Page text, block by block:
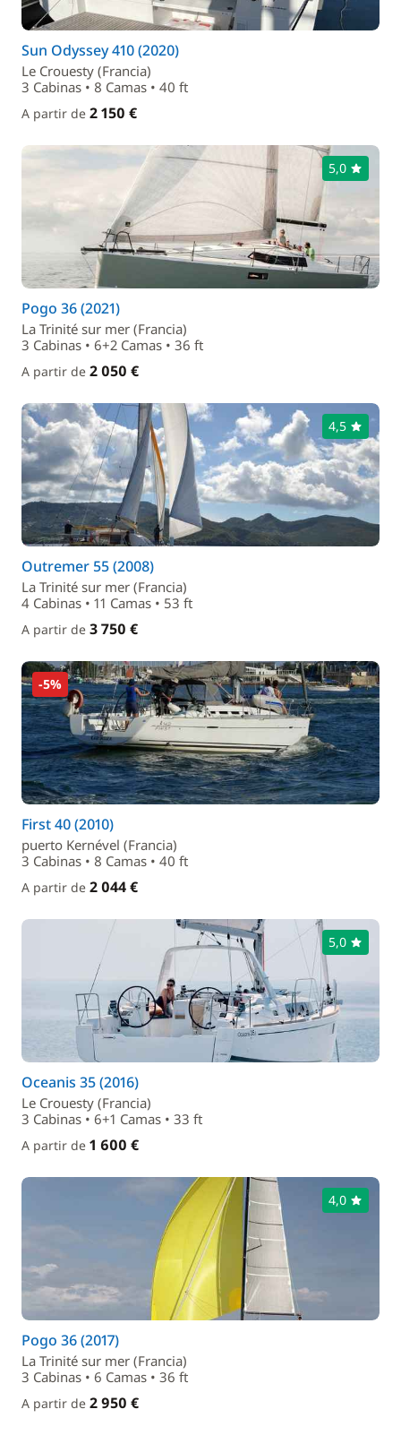
Sun Odyssey 410 (2020)
Le Crouesty (Francia)
3 Cabinas • 8 Camas • 40 ft
A partir de 2 150 €
5,0
Pogo 36 (2021)
La Trinité sur mer (Francia)
3 Cabinas • 6+2 Camas • 36 ft
A partir de 2 050 €
4,5
Outremer 55 (2008)
La Trinité sur mer (Francia)
4 Cabinas • 11 Camas • 53 ft
A partir de 3 750 €
-5%
First 40 (2010)
puerto Kernével (Francia)
3 Cabinas • 8 Camas • 40 ft
A partir de 2 044 €
5,0
Oceanis 35 (2016)
Le Crouesty (Francia)
3 Cabinas • 6+1 Camas • 33 ft
A partir de 1 600 €
4,0
Pogo 36 (2017)
La Trinité sur mer (Francia)
3 Cabinas • 6 Camas • 36 ft
A partir de 2 950 €